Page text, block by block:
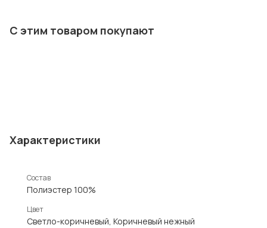
С этим товаром покупают
Характеристики
Состав
Полиэстер 100%
Цвет
Светло-коричневый, Коричневый нежный